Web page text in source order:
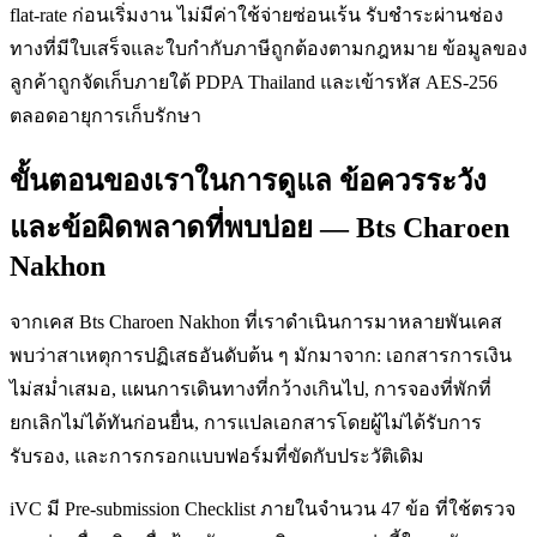
flat-rate ก่อนเริ่มงาน ไม่มีค่าใช้จ่ายซ่อนเร้น รับชำระผ่านช่อง
ทางที่มีใบเสร็จและใบกำกับภาษีถูกต้องตามกฎหมาย ข้อมูลของ
ลูกค้าถูกจัดเก็บภายใต้ PDPA Thailand และเข้ารหัส AES-256
ตลอดอายุการเก็บรักษา
ขั้นตอนของเราในการดูแล ข้อควรระวัง
และข้อผิดพลาดที่พบบ่อย — Bts Charoen
Nakhon
จากเคส Bts Charoen Nakhon ที่เราดำเนินการมาหลายพันเคส
พบว่าสาเหตุการปฏิเสธอันดับต้น ๆ มักมาจาก: เอกสารการเงิน
ไม่สม่ำเสมอ, แผนการเดินทางที่กว้างเกินไป, การจองที่พักที่
ยกเลิกไม่ได้ทันก่อนยื่น, การแปลเอกสารโดยผู้ไม่ได้รับการ
รับรอง, และการกรอกแบบฟอร์มที่ขัดกับประวัติเดิม
iVC มี Pre-submission Checklist ภายในจำนวน 47 ข้อ ที่ใช้ตรวจ